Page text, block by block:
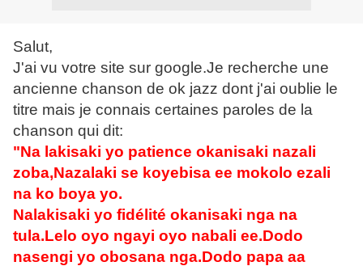
Salut,
J'ai vu votre site sur google.Je recherche une
ancienne chanson de ok jazz dont j'ai oublie le
titre mais je connais certaines paroles de la
chanson qui dit:
"Na lakisaki yo patience okanisaki nazali
zoba,Nazalaki se koyebisa ee mokolo ezali
na ko boya yo.
Nalakisaki yo fidélité okanisaki nga na
tula.Lelo oyo ngayi oyo nabali ee.Dodo
nasengi yo obosana nga.Dodo papa aa